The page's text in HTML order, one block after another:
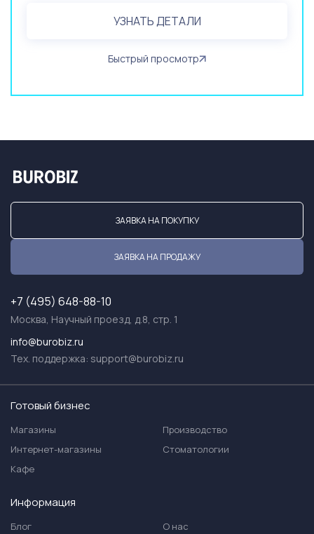
УЗНАТЬ ДЕТАЛИ
Быстрый просмотр
ЗАЯВКА НА ПОКУПКУ
ЗАЯВКА НА ПРОДАЖУ
+7 (495) 648-88-10
Москва, Научный проезд, д.8, стр. 1
info@burobiz.ru
Тех. поддержка: support@burobiz.ru
Готовый бизнес
Магазины
Интернет-магазины
Кафе
Производство
Стоматологии
Информация
Блог
О нас